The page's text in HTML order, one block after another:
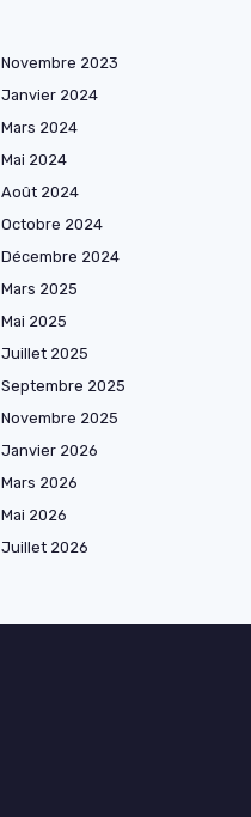
Novembre 2023
Janvier 2024
Mars 2024
Mai 2024
Août 2024
Octobre 2024
Décembre 2024
Mars 2025
Mai 2025
Juillet 2025
Septembre 2025
Novembre 2025
Janvier 2026
Mars 2026
Mai 2026
Juillet 2026